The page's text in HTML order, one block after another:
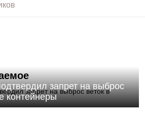
запрет на выброс
контейнеры